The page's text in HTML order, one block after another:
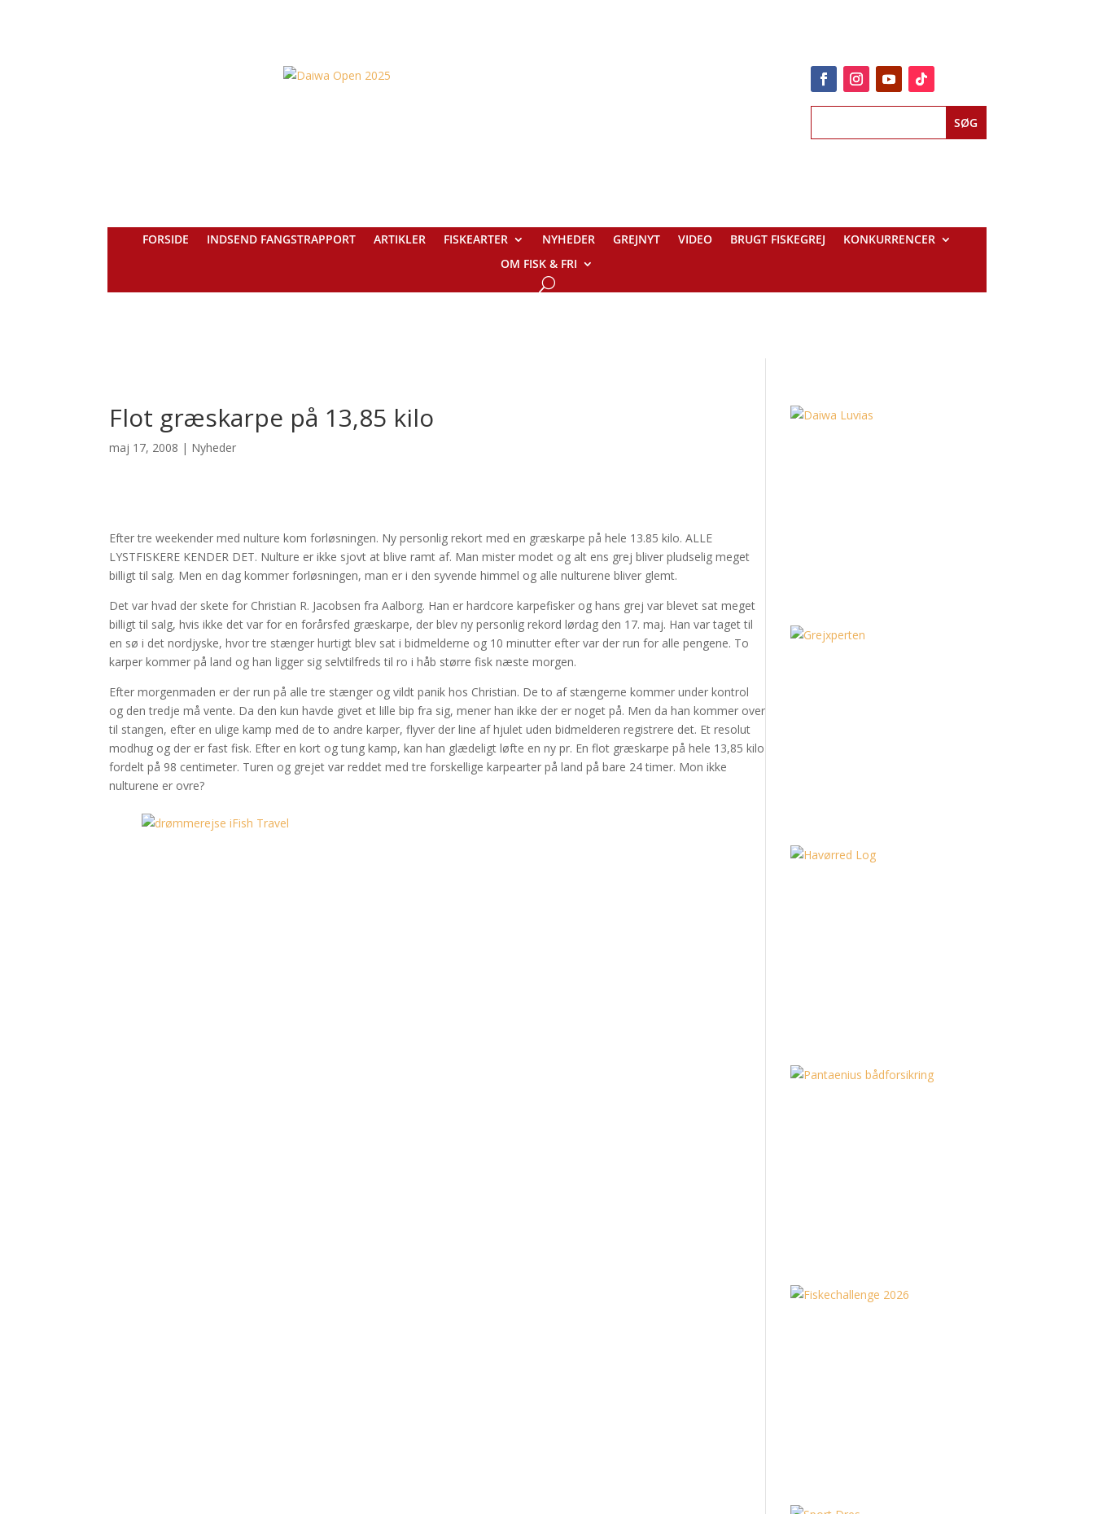
FORSIDE INDSEND FANGSTRAPPORT ARTIKLER FISKEARTER NYHEDER GREJNYT VIDEO BRUGT FISKEGREJ
KONKURRENCER
OM FISK & FRI
Flot græskarpe på 13,85 kilo
maj 17, 2008 | Nyheder
Efter tre weekender med nulture kom forløsningen. Ny personlig rekort med en græskarpe på hele 13.85 kilo. ALLE
LYSTFISKERE KENDER DET. Nulture er ikke sjovt at blive ramt af. Man mister modet og alt ens grej bliver pludselig meget
billigt til salg. Men en dag kommer forløsningen, man er i den syvende himmel og alle nulturene bliver glemt.
Det var hvad der skete for Christian R. Jacobsen fra Aalborg. Han er hardcore karpefisker og hans grej var blevet sat meget
billigt til salg, hvis ikke det var for en forårsfed græskarpe, der blev ny personlig rekord lørdag den 17. maj. Han var taget til
en sø i det nordjyske, hvor tre stænger hurtigt blev sat i bidmelderne og 10 minutter efter var der run for alle pengene. To
karper kommer på land og han ligger sig selvtilfreds til ro i håb større fisk næste morgen.
Efter morgenmaden er der run på alle tre stænger og vildt panik hos Christian. De to af stængerne kommer under kontrol
og den tredje må vente. Da den kun havde givet et lille bip fra sig, mener han ikke der er noget på. Men da han kommer over
til stangen, efter en ulige kamp med de to andre karper, flyver der line af hjulet uden bidmelderen registrere det. Et resolut
modhug og der er fast fisk. Efter en kort og tung kamp, kan han glædeligt løfte en ny pr. En flot græskarpe på hele 13,85 kilo
fordelt på 98 centimeter. Turen og grejet var reddet med tre forskellige karpearter på land på bare 24 timer. Mon ikke
nulturene er ovre?